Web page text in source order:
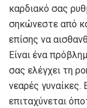
καρδιακό σας
σηκώνεστε από
επίσης να
Είναι ένα
σας ελέγχει τη
νεαρές γυναίκες.
επιταχύνεται